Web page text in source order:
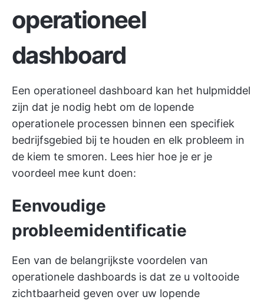
operationeel
dashboard
Een operationeel dashboard kan het hulpmiddel
zijn dat je nodig hebt om de lopende
operationele processen binnen een specifiek
bedrijfsgebied bij te houden en elk probleem in
de kiem te smoren. Lees hier hoe je er je
voordeel mee kunt doen:
Eenvoudige
probleemidentificatie
Een van de belangrijkste voordelen van
operationele dashboards is dat ze u voltooide
zichtbaarheid geven over uw lopende